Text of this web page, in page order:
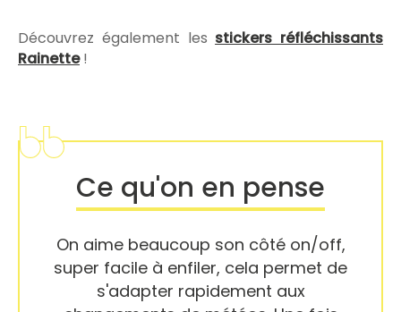
Découvrez également les stickers réfléchissants
Rainette!
Ce qu'on en pense
On aime beaucoup son côté on/off,
super facile à enfiler, cela permet de
s'adapter rapidement aux